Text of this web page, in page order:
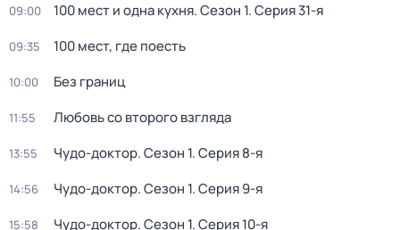
09:00 100 мест и одна кухня. Сезон 1. Серия 31-я
09:35 100 мест, где поесть
10:00 Без границ
11:55 Любовь со второго взгляда
13:55 Чудо-доктор. Сезон 1. Серия 8-я
14:56 Чудо-доктор. Сезон 1. Серия 9-я
15:58 Чудо-доктор. Сезон 1. Серия 10-я